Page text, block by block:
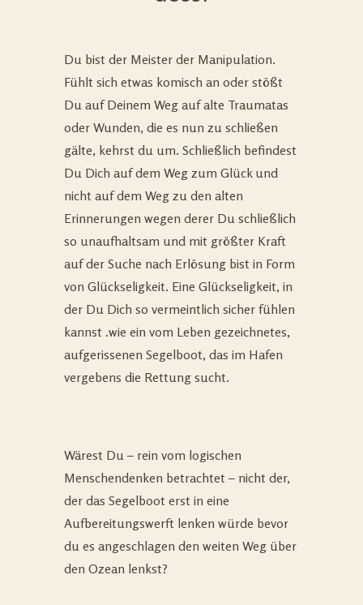
Du bist der Meister der Manipulation.
Fühlt sich etwas komisch an oder stößt
Du auf Deinem Weg auf alte Traumatas
oder Wunden, die es nun zu schließen
gälte, kehrst du um. Schließlich befindest
Du Dich auf dem Weg zum Glück und
nicht auf dem Weg zu den alten
Erinnerungen wegen derer Du schließlich
so unaufhaltsam und mit größter Kraft
auf der Suche nach Erlösung bist in Form
von Glückseligkeit. Eine Glückseligkeit, in
der Du Dich so vermeintlich sicher fühlen
kannst .wie ein vom Leben gezeichnetes,
aufgerissenen Segelboot, das im Hafen
vergebens die Rettung sucht.
Wärest Du – rein vom logischen
Menschendenken betrachtet – nicht der,
der das Segelboot erst in eine
Aufbereitungswerft lenken würde bevor
du es angeschlagen den weiten Weg über
den Ozean lenkst?